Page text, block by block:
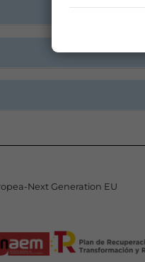
Next Generation EU